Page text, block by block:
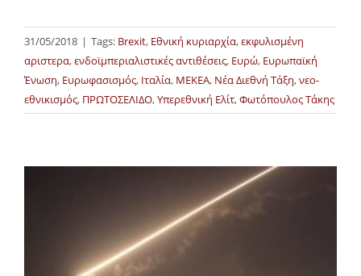
31/05/2018 | Tags: Brexit, Εθνική κυριαρχία,εκφυλισμένη
αριστερα,ενδοϊμπεριαλιστικές αντιθέσεις, Ευρώ, Ευρωπαϊκή
Ένωση, Ευρωφασισμός, Ιταλία, ΜΕΚΕΑ, Νέα Διεθνή Τάξη,νεο-
εθνικισμός, ΠΡΩΤΟΣΕΛΙΔΟ,Υπερεθνική Ελίτ,Φωτόπουλος Τάκης